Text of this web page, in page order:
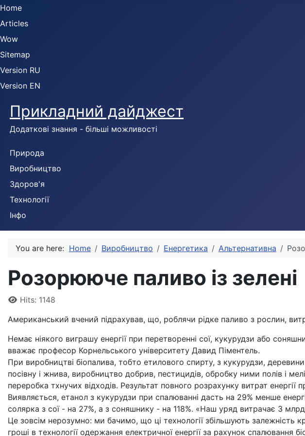
Home
Articles
Wow
Sitemap
Version RU
Version EN
Прикладний дайджест
Додаткові знання - більші можливості
Природа
Виробництво
Здоров'я
Технології
Інфо
You are here: Home Виробництво Енергетика Альтернативна
Розорююче паливо із зелені
DetailsHits: 1148
Американський вчений підрахував, що, роблячи рідке паливо з рослин,
Немає ніякого виграшу енергії при перетворенні сої, кукурудзи або
вважає професор Корнельського університету Давид Піментель.
При виробництві біопалива, тобто етилового спирту, з кукурудзи,
посівну і жнива, виробництво добрив, пестицидів, обробку ними полів і
переробка тхнучих відходів. Результат повного розрахунку витрат
Виявляється, етанол з кукурудзи при спалюванні дасть на 29% менше
солярка з сої - на 27%, а з соняшнику - на 118%. «Наш уряд витрачає 3
Це зовсім нерозумно: ми бачимо, що ці технології збільшують залежність
гроші в технології одержання електричної енергії за рахунок